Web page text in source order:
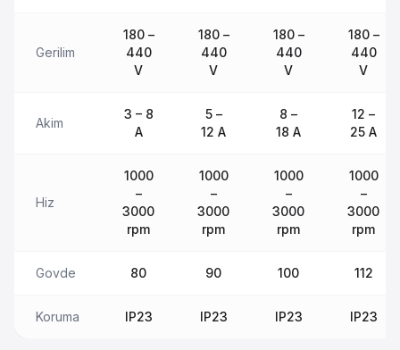
Gerilim
180 –
440
V
180 –
440
V
180 –
440
V
180 –
440
V
Akim
3 – 8
A
5 –
12 A
8 –
18 A
12 –
25 A
Hiz
1000
–
3000
rpm
1000
–
3000
rpm
1000
–
3000
rpm
1000
–
3000
rpm
Govde 80 90 100 112
Koruma IP23 IP23 IP23 IP23